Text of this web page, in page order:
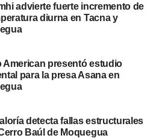
cantante de grupo
accidente
4.0 sacude a Moquegua
advierte fuerte incremento de
diurna en Tacna y
American presentó estudio
para la presa Asana en
detecta fallas estructurales
Baúl de Moquegua